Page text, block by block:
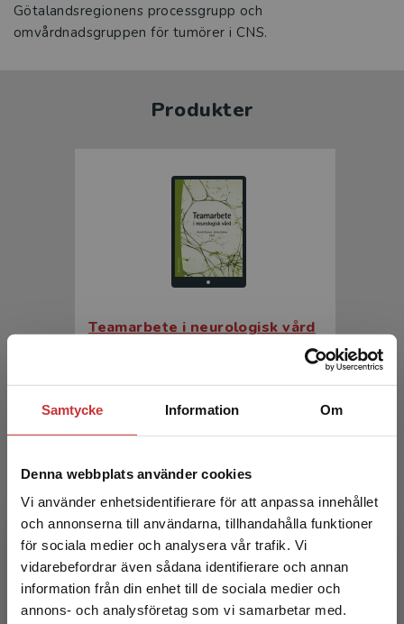
Samtycke Information Om
Denna webbplats använder cookies
Vi använder enhetsidentifierare för att anpassa innehållet
och annonserna till användarna, tillhandahålla funktioner
för sociala medier och analysera vår trafik. Vi
vidarebefordrar även sådana identifierare och annan
information från din enhet till de sociala medier och
annons- och analysföretag som vi samarbetar med.
Begränsad fraktregion
Götalandsregionens processgrupp och
omvårdnadsgruppen för tumörer i CNS.
Produkter
Teamarbete i neurologisk vård
Exkl. moms: 328 kr
Teamarbete i neurologisk vård